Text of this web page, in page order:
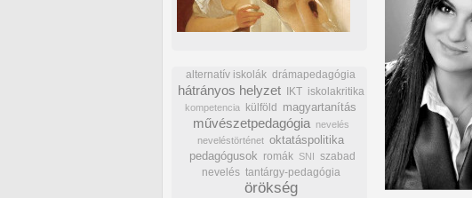
alternatív iskolák drámapedagógia
hátrányos helyzet IKT iskolakritika
kompetencia külföld magyartanítás
művészetpedagógia
nevelés
neveléstörténet oktatáspolitika
pedagógusok romák SNI szabad
nevelés tantárgy-pedagógia
örökség